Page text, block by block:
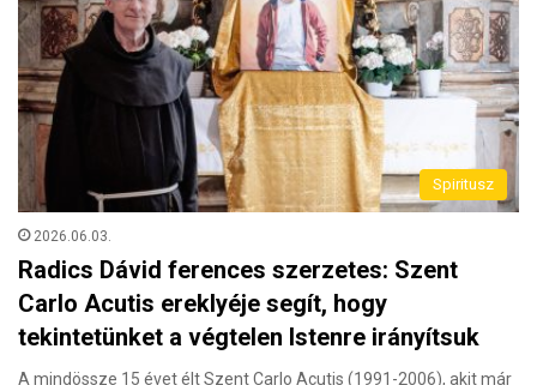
Spiritusz
2026.06.03.
Radics Dávid ferences szerzetes: Szent
Carlo Acutis ereklyéje segít, hogy
tekintetünket a végtelen Istenre irányítsuk
A mindössze 15 évet élt Szent Carlo Acutis (1991-2006), akit már